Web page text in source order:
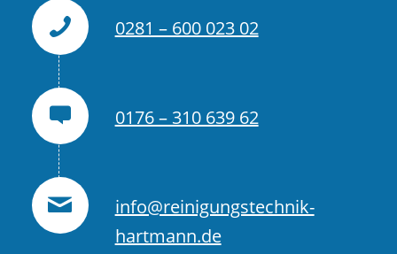
0281 – 600 023 02
0176 – 310 639 62
info@reinigungstechnik-
hartmann.de